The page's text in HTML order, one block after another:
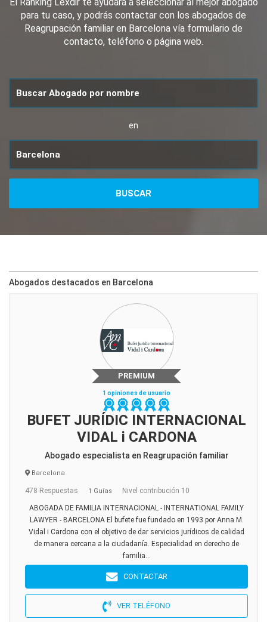
para tu caso, y podrás contactar con los abogados de
Reagrupación familiar en Barcelona vía formulario de
contacto, teléfono o página web.
en
Abogados destacados en Barcelona
PREMIUM
1 opiniones de usuario
BUFET JURÍDIC INTERNACIONAL
VIDAL i CARDONA
Abogado especialista en Reagrupación familiar
Barcelona
478 Respuestas 1 Guías Nivel contribución 10
ABOGADA DE FAMILIA INTERNACIONAL - INTERNATIONAL FAMILY
LAWYER - BARCELONA El bufete fue fundado en 1993 por Anna M.
Vidal i Cardona con el objetivo de dar servicios jurídicos de calidad
de manera cercana a la ciudadanía. Especialidad en derecho de
familia...
CONTACTAR
VER TELÉFONO